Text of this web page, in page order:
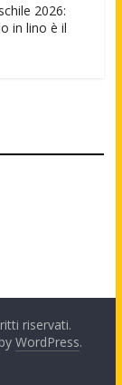
2026:
in lino è il
riservati.
WordPress.